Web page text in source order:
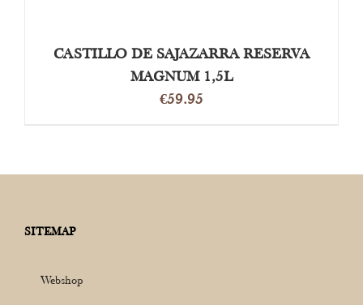
CASTILLO DE SAJAZARRA RESERVA
MAGNUM 1,5L
€59.95
SITEMAP
Webshop